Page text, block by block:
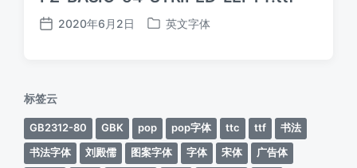
发
2020年6月2日
发
英文字体
标签云
GB2312-80 GBK pop pop字体 ttc ttf
书法
书法字体
刘殿儒 图案字体 字体 宋体
广告体